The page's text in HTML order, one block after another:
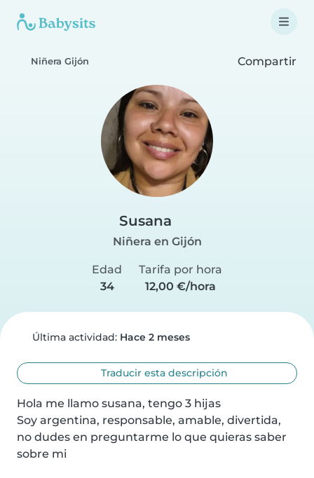
Niñera Gijón Compartir
Susana
Niñera en Gijón
Edad
34
Tarifa por hora
12,00 €/hora
Última actividad: Hace 2 meses
Traducir esta descripción
Hola me llamo susana, tengo 3 hijas
Soy argentina, responsable, amable, divertida,
no dudes en preguntarme lo que quieras saber
sobre mi